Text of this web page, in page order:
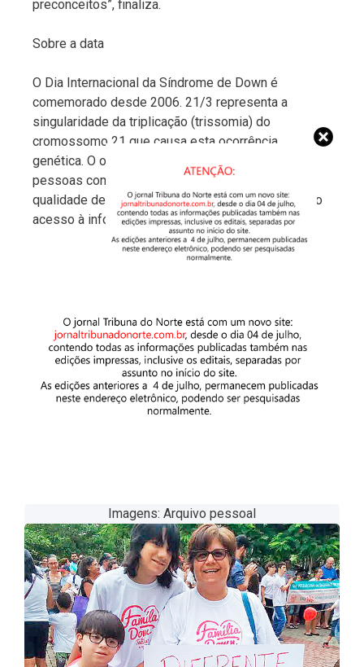
preconceitos”, finaliza.
Sobre a data
O Dia Internacional da Síndrome de Down é
comemorado desde 2006. 21/3 representa a
singularidade da triplicação (trissomia) do
cromossomo 21 que causa esta ocorrência
genética. O objetivo da data é celebrar a vida das
pessoas com síndrome de Down, lutar por mais
qualidade de vida e inclusão, além de possibilitar o
acesso à informação.
Imagens: Arquivo pessoal